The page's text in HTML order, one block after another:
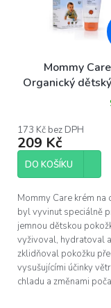
Mommy
Organický
na obličej 60
173 Kč bez DPH
209 Kč
DO KOŠÍKU
Mommy Care krém na
byl vyvinut speciálně
jemnou dětskou
vyživoval, hydratoval a
zklidňoval pokožku
vysušujícími účinky
chladu a změnami